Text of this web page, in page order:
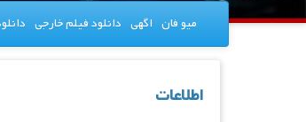
میو فان اگهی دانلود فیلم خارجی
اطلاعات